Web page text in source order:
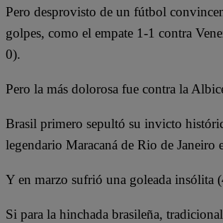
Pero desprovisto de un fútbol
golpes, como el empate 1-1 contra
0).
Pero la más dolorosa fue contra la
Brasil primero sepultó su invicto
legendario Maracaná de Rio de Janeiro
Y en marzo sufrió una goleada insólita
Si para la hinchada brasileña,